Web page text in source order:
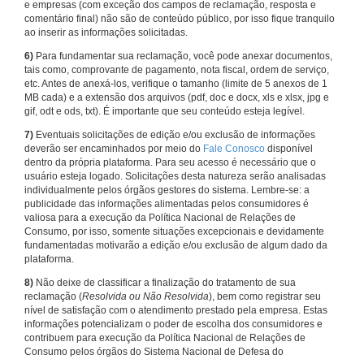
e empresas (com exceção dos campos de reclamação, resposta e
comentário final) não são de conteúdo público, por isso fique tranquilo
ao inserir as informações solicitadas.
6) Para fundamentar sua reclamação, você pode anexar documentos,
tais como, comprovante de pagamento, nota fiscal, ordem de serviço,
etc. Antes de anexá-los, verifique o tamanho (limite de 5 anexos de 1
MB cada) e a extensão dos arquivos (pdf, doc e docx, xls e xlsx, jpg e
gif, odt e ods, txt). É importante que seu conteúdo esteja legível.
7) Eventuais solicitações de edição e/ou exclusão de informações
deverão ser encaminhados por meio do Fale Conosco disponível
dentro da própria plataforma. Para seu acesso é necessário que o
usuário esteja logado. Solicitações desta natureza serão analisadas
individualmente pelos órgãos gestores do sistema. Lembre-se: a
publicidade das informações alimentadas pelos consumidores é
valiosa para a execução da Política Nacional de Relações de
Consumo, por isso, somente situações excepcionais e devidamente
fundamentadas motivarão a edição e/ou exclusão de algum dado da
plataforma.
8) Não deixe de classificar a finalização do tratamento de sua
reclamação (Resolvida ou Não Resolvida), bem como registrar seu
nível de satisfação com o atendimento prestado pela empresa. Estas
informações potencializam o poder de escolha dos consumidores e
contribuem para execução da Política Nacional de Relações de
Consumo pelos órgãos do Sistema Nacional de Defesa do